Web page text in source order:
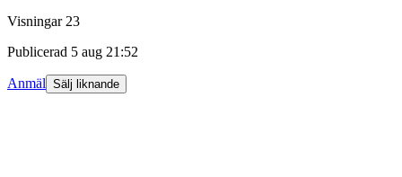
Visningar 23
Publicerad 5 aug 21:52
Anmäl Sälj liknande